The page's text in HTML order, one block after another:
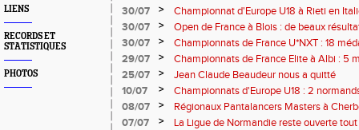
LIENS
RECORDS ET
STATISTIQUES
PHOTOS
Eugene !
30/07 >
Championnat d'Europe U18 à Rieti en
normands
30/07 >
Open de France à Blois : de beaux
30/07
>
Championnats de France U*NXT : 18
29/07
>
Championnats de France Elite à Albi : 5
titres !
25/07 >
Jean Claude Beaudeur nous a quitté
10/07
>
Championnats d'Europe U18 : 2
08/07
>
Régionaux Pantalancers Masters à
07/07
>
La Ligue de Normandie reste ouverte tout